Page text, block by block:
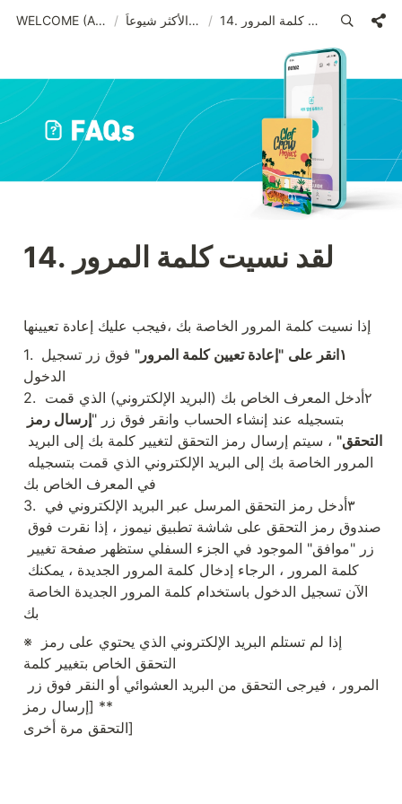
WELCOME (ARA)_old / الأسئلة الأكثر شيوعاً / 14. لقد نسيت كلمة المرور
14. لقد نسيت كلمة المرور
إذا نسيت كلمة المرور الخاصة بك ،فيجب عليك إعادة تعيينها
1.
١انقر على "إعادة تعيين كلمة المرور"
الدخول
2. ٢أدخل المعرف الخاص بك (البريد الإلكتروني) الذي قمت
بتسجيله عند إنشاء الحساب وانقر فوق زر "
التحقق"
في المعرف الخاص بك
3. ٣أدخل رمز التحقق المرسل عبر البريد الإلكتروني في
بك
※ إذا لم تستلم البريد الإلكتروني الذي يحتوي على رمز
التحقق الخاص بتغيير كلمة
** [إرسال رمز
التحقق مرة أخرى]